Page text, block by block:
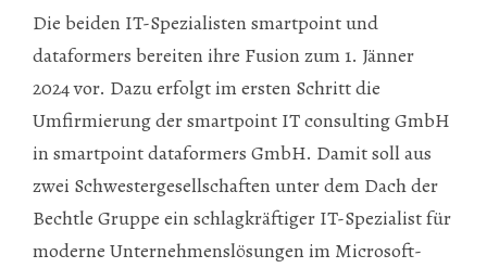
Die beiden IT-Spezialisten smartpoint und
dataformers bereiten ihre Fusion zum 1. Jänner
2024 vor. Dazu erfolgt im ersten Schritt die
Umfirmierung der smartpoint IT consulting GmbH
in smartpoint dataformers GmbH. Damit soll aus
zwei Schwestergesellschaften unter dem Dach der
Bechtle Gruppe ein schlagkräftiger IT-Spezialist für
moderne Unternehmenslösungen im Microsoft-